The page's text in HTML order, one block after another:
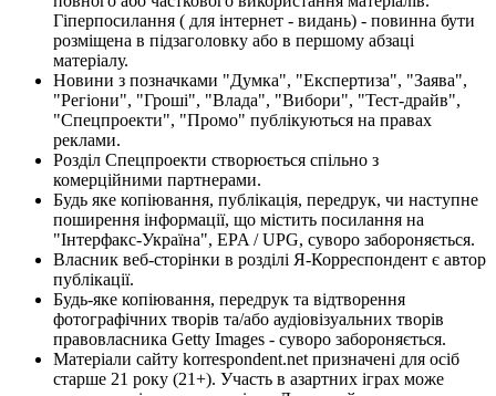
Гіперпосилання ( для інтернет - видань) - повинна бути
розміщена в підзаголовку або в першому абзаці
матеріалу.
Новини з позначками "Думка", "Експертиза", "Заява",
"Регіони", "Гроші", "Влада", "Вибори", "Тест-драйв",
"Спецпроекти", "Промо" публікуються на правах
реклами.
Розділ Спецпроекти створюється спільно з
комерційними партнерами.
Будь яке копіювання, публікація, передрук, чи наступне
поширення інформації, що містить посилання на
"Інтерфакс-Україна", EPA / UPG, суворо забороняється.
Власник веб-сторінки в розділі Я-Корреспондент є автор
публікації.
Будь-яке копіювання, передрук та відтворення
фотографічних творів та/або аудіовізуальних творів
правовласника Getty Images - суворо забороняється.
Матеріали сайту korrespondent.net призначені для осіб
старше 21 року (21+). Участь в азартних іграх може